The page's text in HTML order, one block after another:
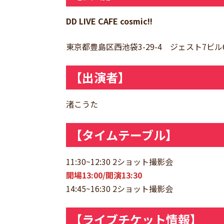
DD LIVE CAFE cosmic!!
東京都豊島区西池袋3-29-4 ジェスト7ビ
【出演者】
渚こうた
【タイムテーブル】
11:30~12:30 2ショット撮影会
開場13:00/開演13:30
14:45~16:30 2ショット撮影会
【ライブチケット情報】